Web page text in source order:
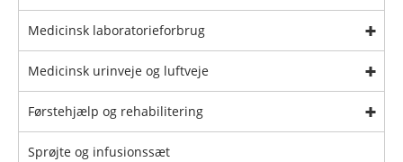
Medicinsk laboratorieforbrug
Medicinsk urinveje og luftveje
Førstehjælp og rehabilitering
Sprøjte og infusionssæt